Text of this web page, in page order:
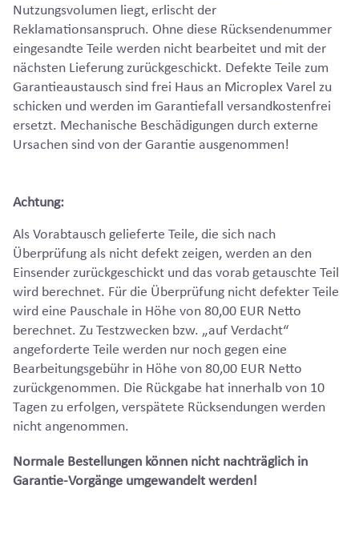
Nutzungsvolumen liegt, erlischt der
Reklamationsanspruch. Ohne diese Rücksendenummer
eingesandte Teile werden nicht bearbeitet und mit der
nächsten Lieferung zurückgeschickt. Defekte Teile zum
Garantieaustausch sind frei Haus an Microplex Varel zu
schicken und werden im Garantiefall versandkostenfrei
ersetzt. Mechanische Beschädigungen durch externe
Ursachen sind von der Garantie ausgenommen!
Achtung:
Als Vorabtausch gelieferte Teile, die sich nach
Überprüfung als nicht defekt zeigen, werden an den
Einsender zurückgeschickt und das vorab getauschte Teil
wird berechnet. Für die Überprüfung nicht defekter Teile
wird eine Pauschale in Höhe von 80,00 EUR Netto
berechnet. Zu Testzwecken bzw. „auf Verdacht“
angeforderte Teile werden nur noch gegen eine
Bearbeitungsgebühr in Höhe von 80,00 EUR Netto
zurückgenommen. Die Rückgabe hat innerhalb von 10
Tagen zu erfolgen, verspätete Rücksendungen werden
nicht angenommen.
Normale Bestellungen können nicht nachträglich in
Garantie-Vorgänge umgewandelt werden!